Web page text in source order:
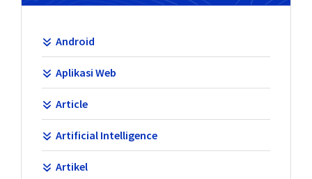
Android
Aplikasi Web
Article
Artificial Intelligence
Artikel